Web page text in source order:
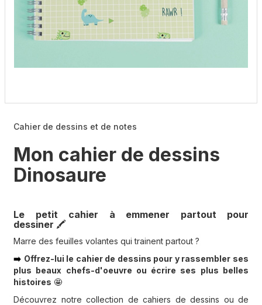
Cahier de dessins et de notes
Mon cahier de dessins
Dinosaure
Le petit cahier à emmener partout pour
dessiner 🖍
Marre des feuilles volantes qui trainent partout ?
➡️ Offrez-lui le cahier de dessins pour y rassembler ses
plus beaux chefs-d'oeuvre ou écrire ses plus belles
histoires 🤩
Découvrez notre collection de cahiers de dessins ou de